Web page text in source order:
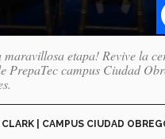
maravillosa etapa! Revive la
PrepaTec campus Ciudad
| CAMPUS CIUDAD